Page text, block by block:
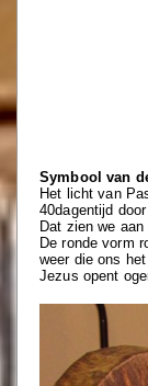
Symbool van
Het licht van
40dagentijd
Dat zien we
De ronde vorm
weer die ons
Jezus opent